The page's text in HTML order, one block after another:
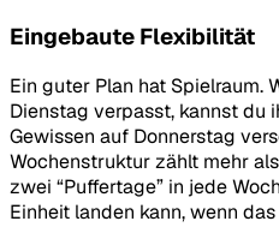
Eingebaute Flexibilität
Ein guter Plan hat Spielraum.
Dienstag verpasst, kannst du
Gewissen auf Donnerstag
Wochenstruktur zählt mehr
zwei “Puffertage” in jede
Einheit landen kann, wenn